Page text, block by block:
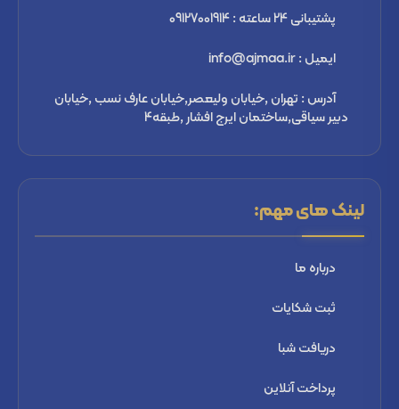
پشتیبانی 24 ساعته : 09127001914
ایمیل : info@ajmaa.ir
آدرس : تهران ,خیابان ولیعصر,خیابان عارف نسب ,خیابان
دبیر سیاقی,ساختمان ایرج افشار ,طبقه4
لینک های مهم:
درباره ما
ثبت شكايات
دریافت شبا
پرداخت آنلاین